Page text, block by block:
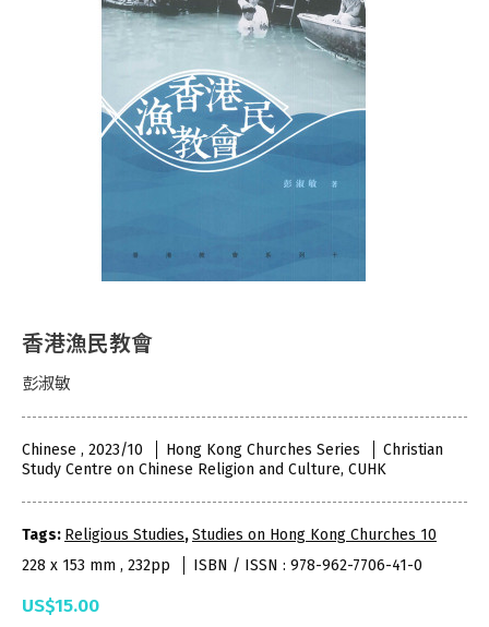
香港漁民教會
彭淑敏
Chinese , 2023/10 Hong Kong Churches Series
Christian
Study Centre on Chinese Religion and Culture, CUHK
Tags: Religious Studies,Studies on Hong Kong Churches 10
228 x 153 mm , 232pp
ISBN / ISSN : 978-962-7706-41-0
US$15.00